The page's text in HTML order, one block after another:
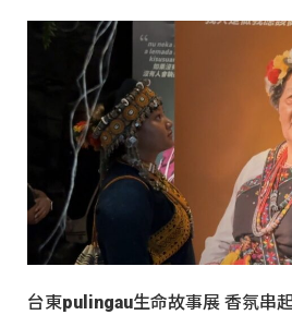
台東pulingau生命故事展 香氛串